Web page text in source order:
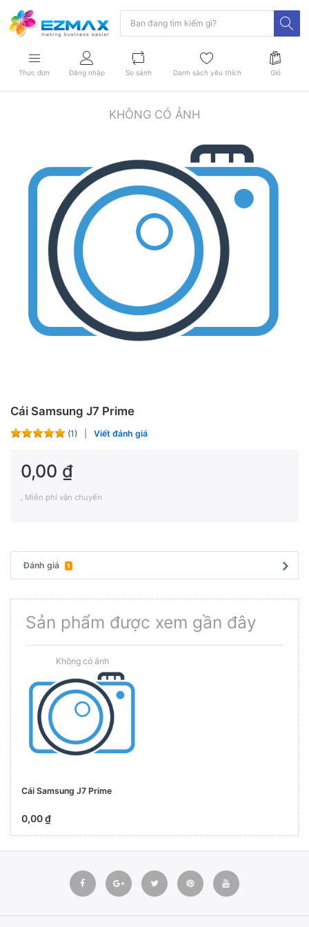
Thực đơn Đăng nhập So sánh Danh sách yêu thích Giỏ
Cái Samsung J7 Prime
(1) Viết đánh giá
0,00 ₫
, Miễn phí vận chuyển
Đánh giá 1
Sản phẩm được xem gần đây
Cái Samsung J7 Prime
0,00 ₫